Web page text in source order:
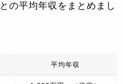
の平均年収をまとめまし
平均年収